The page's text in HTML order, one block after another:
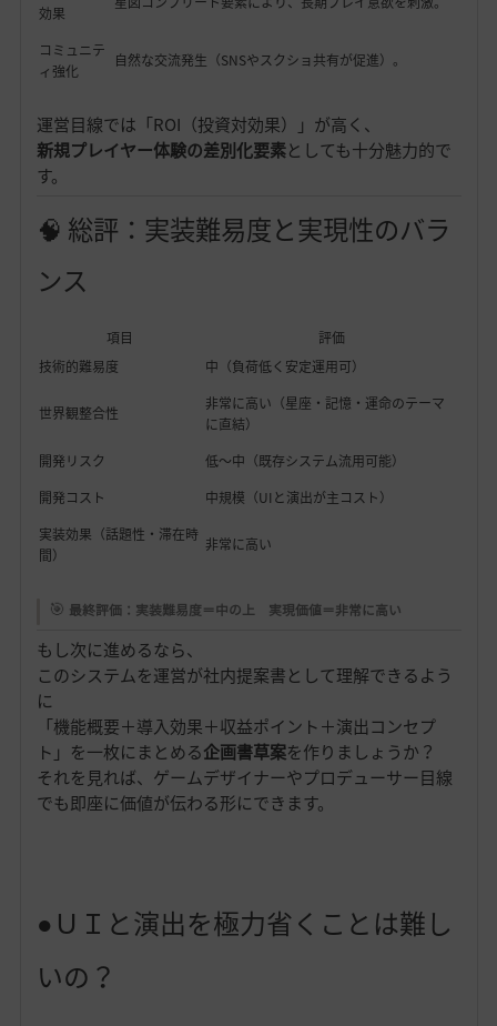
効果
コミュニテ
ィ強化
自然な交流発生（SNSやスクショ共有が促進）。
運営目線では「ROI（投資対効果）」が高く、
新規プレイヤー体験の差別化要素としても十分魅力的で
す。
🧠 総評：実装難易度と実現性のバラ
ンス
項目
評価
技術的難易度
中（負荷低く安定運用可）
世界観整合性
非常に高い（星座・記憶・運命のテーマ
に直結）
開発リスク
低〜中（既存システム流用可能）
開発コスト
中規模（UIと演出が主コスト）
実装効果（話題性・滞在時
間）
非常に高い
🎯 最終評価：実装難易度＝中の上 実現価値＝非常に高い
もし次に進めるなら、
このシステムを運営が社内提案書として理解できるよう
に
「機能概要＋導入効果＋収益ポイント＋演出コンセプ
ト」を一枚にまとめる企画書草案を作りましょうか？
それを見れば、ゲームデザイナーやプロデューサー目線
でも即座に価値が伝わる形にできます。
●ＵＩと演出を極力省くことは難し
いの？